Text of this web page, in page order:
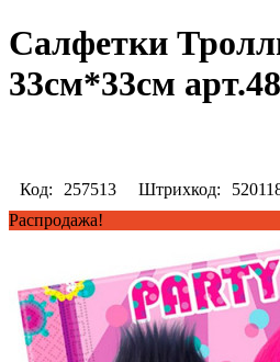
Салфетки
33см*33см
Код: 257513 Штрихкод:
Распродажа!